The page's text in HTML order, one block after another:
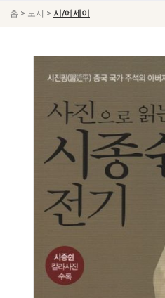
홈 > 도서 > 시/에세이